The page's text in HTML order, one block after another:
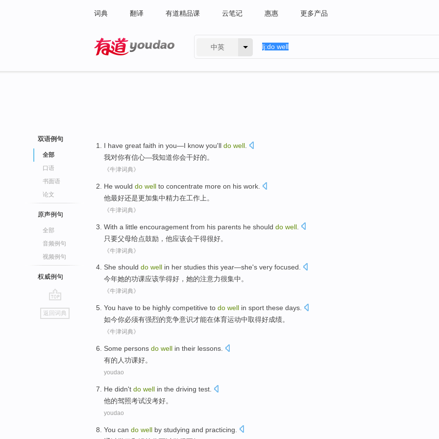
词典 翻译 有道精品课 云笔记 惠惠 更多产品
中英
双语例句
全部
口语
书面语
论文
原声例句
全部
音频例句
视频例句
权威例句
go
top
返回词典
I have great faith in you—I know you'll do well
我对你有信心—我知道你会干好的。
《牛津词典》
He would do well to concentrate more on his work
他最好还是更加集中精力在工作 上。
《牛津词典》
With a little encouragement from his parents he should do well
只要父母给点鼓励， 他应该会干得很好。
《牛津词典》
She should do well in her studies this year—she's very focused.
今年她的功课应该学得好 ， 她的注意力很集中。
《牛津词典》
You have to be highly competitive to do well in sport these days
如今你必须有强烈的竞争意识才能在体育运动中取得好成绩。
《牛津词典》
Some persons do well in their lessons
有的 人功课好。
youdao
He didn't do well in the driving test
他的驾照考试没考好。
youdao
You can do well by studying and practicing